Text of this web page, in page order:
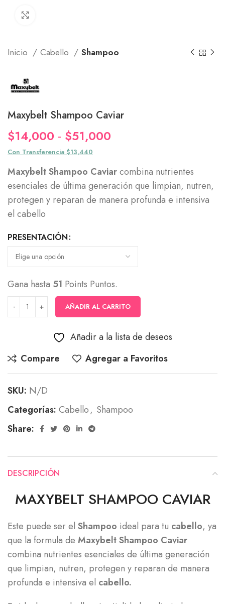
Inicio Cabello Shampoo
Maxybelt Shampoo Caviar
$14,000 - $51,000
precios:
desde
$14,000
hasta
Con Transferencia $13,440
Maxybelt Shampoo Caviarcombina nutrientes
esenciales de última generación que limpian, nutren,
protegen y reparan de manera profunda e intensiva
el cabello
PRESENTACIÓN
Gana hasta 51 Points Puntos.
AÑADIR AL CARRITO
Añadir a la lista de deseos
Compare
Agregar a Favoritos
SKU: N/D
Categorías: Cabello, Shampoo
Share:
DESCRIPCIÓN
MAXYBELT SHAMPOO CAVIAR
Este puede ser el Shampoo ideal para tu cabello, ya
que la formula de Maxybelt Shampoo Caviar
combina nutrientes esenciales de última generación
que limpian, nutren, protegen y reparan de manera
profunda e intensiva el cabello.